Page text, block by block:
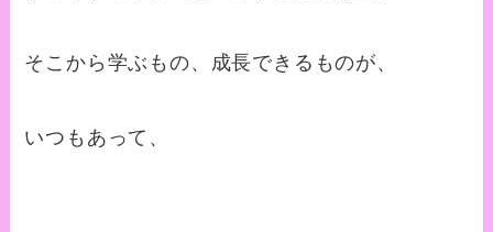
そこから学ぶもの、成長できるものが、
いつもあって、